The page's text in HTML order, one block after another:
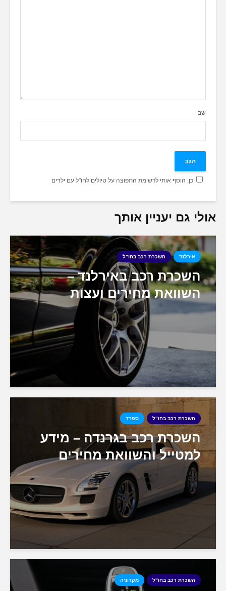
שם
כן, הוסף אותי לרשימת התפוצה על טיולים לחו"ל עם ילדים
אולי גם יעניין אותך
אירלנד השכרת רכב בחו"ל
השכרת רכב באירלנד –
השוואת מחירים ועצות
השכרת רכב בחו"ל ספרד
השכרת רכב בגרנדה – מידע
למטייל והשוואת מחירים
השכרת רכב בחו"ל מקדוניה